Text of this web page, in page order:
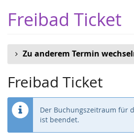
Haupt-
Inhalt
Freibad Ticket
Zu anderem Termin
Freibad Ticket
Der Buchungszeitraum für
ist beendet.